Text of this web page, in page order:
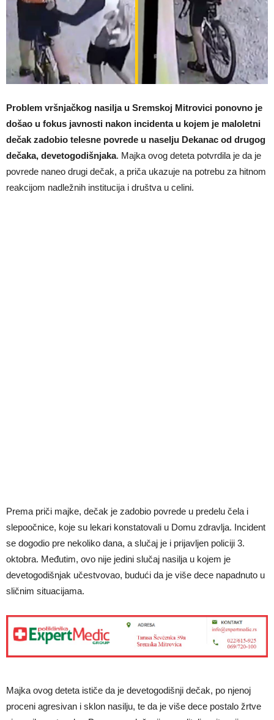
Problem vršnjačkog nasilja u Sremskoj Mitrovici ponovno je
došao u fokus javnosti nakon incidenta u kojem je maloletni
dečak zadobio telesne povrede u naselju Dekanac od drugog
dečaka, devetogodišnjaka. Majka ovog deteta potvrdila je da je
povrede naneo drugi dečak, a priča ukazuje na potrebu za hitnom
reakcijom nadležnih institucija i društva u celini.
Prema priči majke, dečak je zadobio povrede u predelu čela i
slepoočnice, koje su lekari konstatovali u Domu zdravlja. Incident
se dogodio pre nekoliko dana, a slučaj je i prijavljen policiji 3.
oktobra. Međutim, ovo nije jedini slučaj nasilja u kojem je
devetogodišnjak učestvovao, budući da je više dece napadnuto u
sličnim situacijama.
Majka ovog deteta ističe da je devetogodišnji dečak, po njenoj
proceni agresivan i sklon nasilju, te da je više dece postalo žrtve